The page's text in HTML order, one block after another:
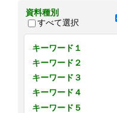
資料種別
すべて選択
キーワード１
キーワード２
キーワード３
キーワード４
キーワード５